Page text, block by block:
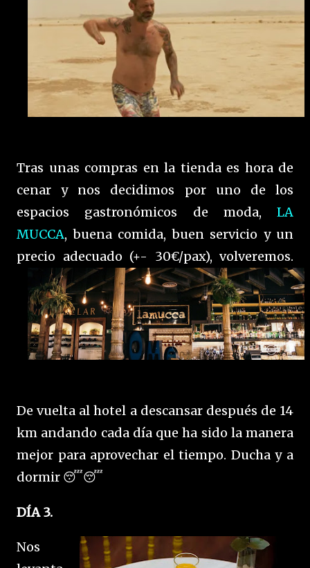
Tras unas compras en la tienda es hora de
cenar y nos decidimos por uno de los
espacios gastronómicos de moda, LA
MUCCA, buena comida, buen servicio y un
precio adecuado (+- 30€/pax), volveremos.
De vuelta al hotel a descansar después de 14
km andando cada día que ha sido la manera
mejor para aprovechar el tiempo. Ducha y a
dormir 😴😴
DÍA 3.
Nos